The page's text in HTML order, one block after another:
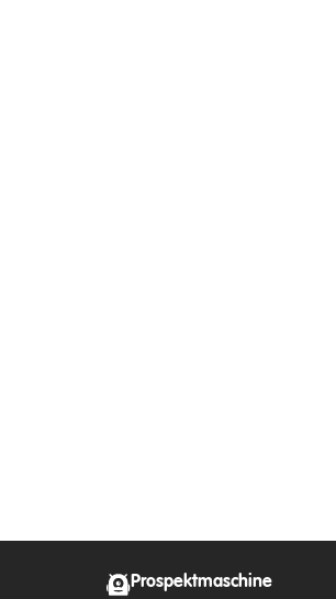
Prospektmaschine